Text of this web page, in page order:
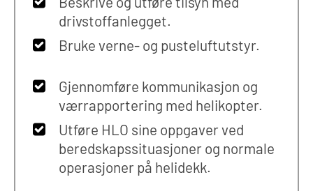
drivstoffanlegget.
Bruke verne- og pusteluftutstyr.
Gjennomføre kommunikasjon og
værrapportering med helikopter.
Utføre HLO sine oppgaver ved
beredskapssituasjoner og normale
operasjoner på helidekk.